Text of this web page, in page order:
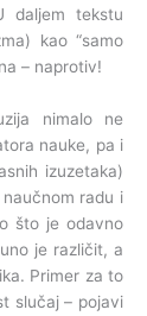
daljem tekstu
kao “samo
– naprotiv!
nimalo ne
nauke, pa i
izuzetaka)
radu i
što je odavno
je različit, a
Primer za to
slučaj – pojavi